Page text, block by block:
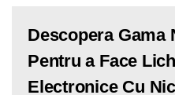
Descopera Gama
Pentru a Face
Electronice Cu